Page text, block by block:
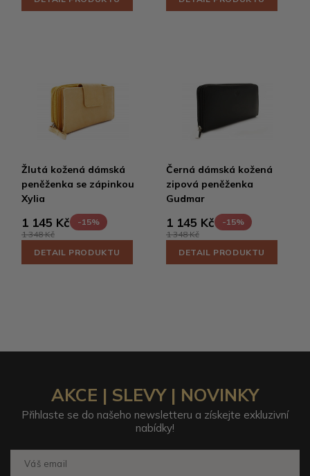
Žlutá kožená dámská
peněženka se zápinkou
Xylia
1 145 Kč
-15%
1 348 Kč
DETAIL PRODUKTU
Černá dámská kožená
zipová peněženka
Gudmar
1 145 Kč
-15%
1 348 Kč
DETAIL PRODUKTU
AKCE | SLEVY | NOVINKY
Přihlaste se do našeho newsletteru a získejte exkluzivní
nabídky!